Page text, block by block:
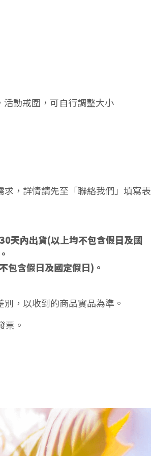
活動戒圍，可自行調整大小
，詳情請先至「聯絡我們」填寫表
天內出貨(以上均不包含假日及國
含假日及國定假日)。
，以收到的商品實品為準。
票。